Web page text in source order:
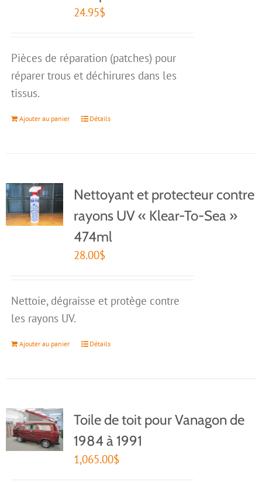
24.95$
Pièces de réparation (patches) pour
réparer trous et déchirures dans les
tissus.
Ajouter au panier Détails
Nettoyant et protecteur contre
rayons UV « Klear-To-Sea »
474ml
28.00$
Nettoie, dégraisse et protège contre
les rayons UV.
Ajouter au panier Détails
Toile de toit pour Vanagon de
1984 à 1991
1,065.00$